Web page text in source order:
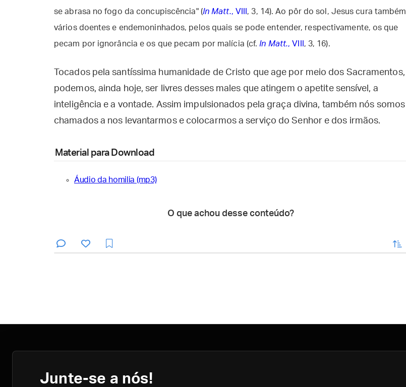
se abrasa no fogo da concupiscência" (In Matt., VIII , 3, 14). Ao pôr do sol, Jesus cura também
vários doentes e endemoninhados, pelos quais se pode entender, respectivamente, os que
pecam por ignorância e os que pecam por malícia (cf. In Matt., VIII , 3, 16).
Tocados pela santíssima humanidade de Cristo que age por meio dos Sacramentos,
podemos, ainda hoje, ser livres desses males que atingem o apetite sensível, a
inteligência e a vontade. Assim impulsionados pela graça divina, também nós somos
chamados a nos levantarmos e colocarmos a serviço do Senhor e dos irmãos.
Material para Download
Áudio da homilia (mp3)
O que achou desse conteúdo?
enviar
Junte-se a nós!